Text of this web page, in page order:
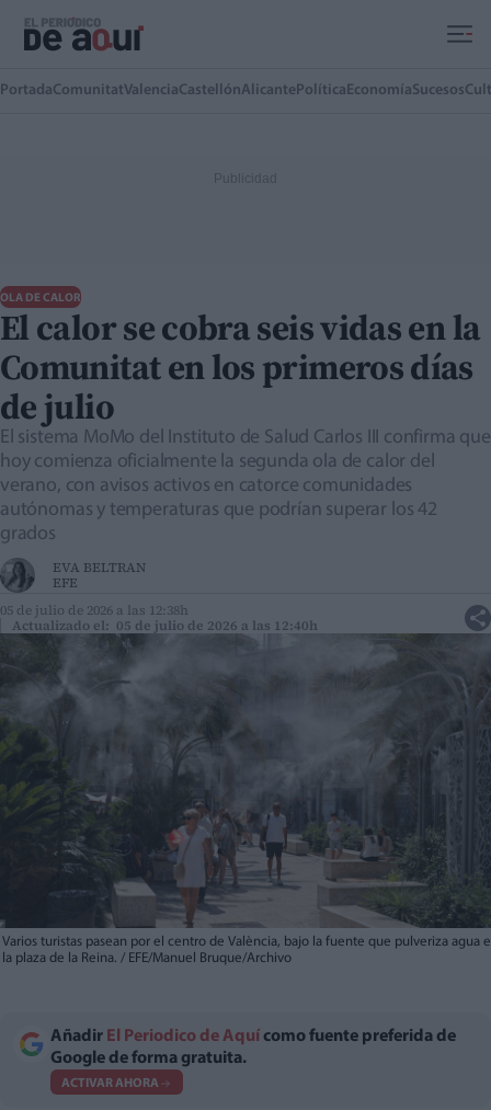
PortadaComunitatValenciaCastellónAlicante Política EconomíaSucesos
OLA DE CALOR
El calor se cobra seis vidas en la
Comunitat en los primeros días
de julio
El sistema MoMo del Instituto de Salud Carlos III confirma que
hoy comienza oficialmente la segunda ola de calor del
verano, con avisos activos en catorce comunidades
autónomas y temperaturas que podrían superar los 42
grados
EVA BELTRAN
EFE
05 de julio de 2026 a las 12:38h
Actualizado el: 05 de julio de 2026 a las 12:40h
Varios turistas pasean por el centro de València, bajo la fuente que pulveriza agua
la plaza de la Reina. / EFE/Manuel Bruque/Archivo
Añadir El Periodico de Aquí como fuente preferida de
Google de forma gratuita.
ACTIVAR AHORA